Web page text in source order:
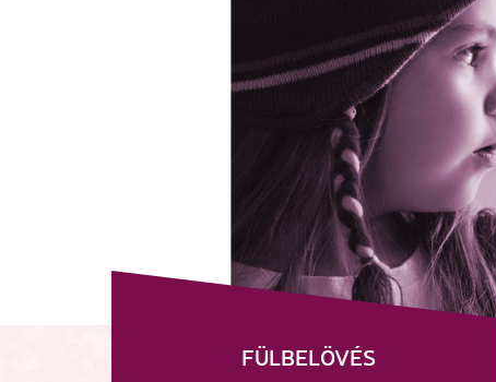
FÜLBELÖVÉS